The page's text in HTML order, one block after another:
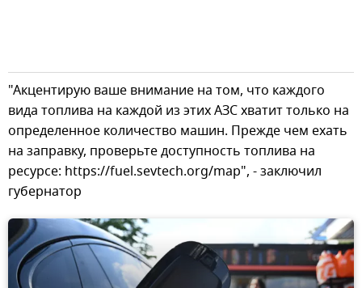
"Акцентирую ваше внимание на том, что каждого
вида топлива на каждой из этих АЗС хватит только на
определенное количество машин. Прежде чем ехать
на заправку, проверьте доступность топлива на
ресурсе: https://fuel.sevtech.org/map", - заключил
губернатор